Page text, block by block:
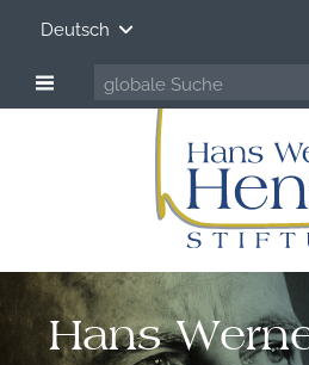
Deutsch
Hans